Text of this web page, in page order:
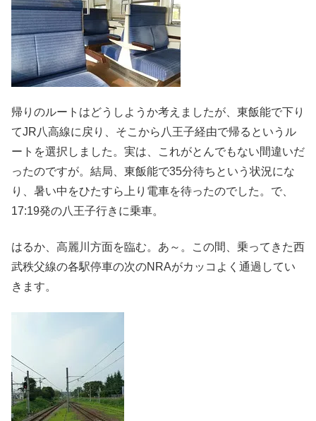
帰りのルートはどうしようか考えましたが、東飯能で下り
てJR八高線に戻り、そこから八王子経由で帰るというル
ートを選択しました。実は、これがとんでもない間違いだ
ったのですが。結局、東飯能で35分待ちという状況にな
り、暑い中をひたすら上り電車を待ったのでした。で、
17:19発の八王子行きに乗車。
はるか、高麗川方面を臨む。あ～。この間、乗ってきた西
武秩父線の各駅停車の次のNRAがカッコよく通過してい
きます。